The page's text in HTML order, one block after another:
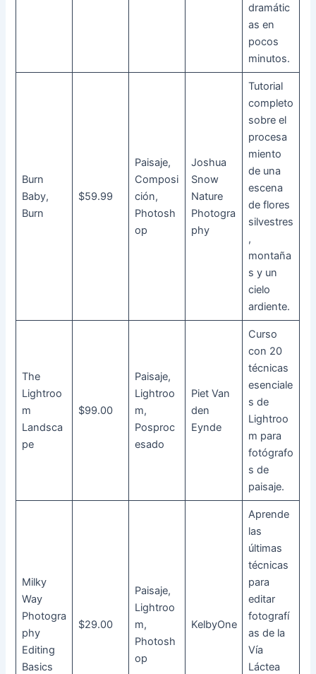
dramátic
as en
pocos
minutos.
Burn
Baby,
Burn
$59.99
Paisaje,
Composi
ción,
Photosh
op
Joshua
Snow
Nature
Photogra
phy
Tutorial
completo
sobre el
procesa
miento
de una
escena
de flores
silvestres
,
montaña
s y un
cielo
ardiente.
The
Lightroo
m
Landsca
pe
$99.00
Paisaje,
Lightroo
m,
Posproc
esado
Piet Van
den
Eynde
Curso
con 20
técnicas
esenciale
s de
Lightroo
m para
fotógrafo
s de
paisaje.
Milky
Way
Photogra
phy
Editing
Basics
$29.00
Paisaje,
Lightroo
m,
Photosh
op
KelbyOne
Aprende
las
últimas
técnicas
para
editar
fotografí
as de la
Vía
Láctea